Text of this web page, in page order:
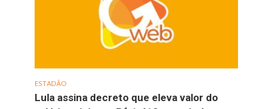
ESTADÃO
Lula assina decreto que eleva valor do